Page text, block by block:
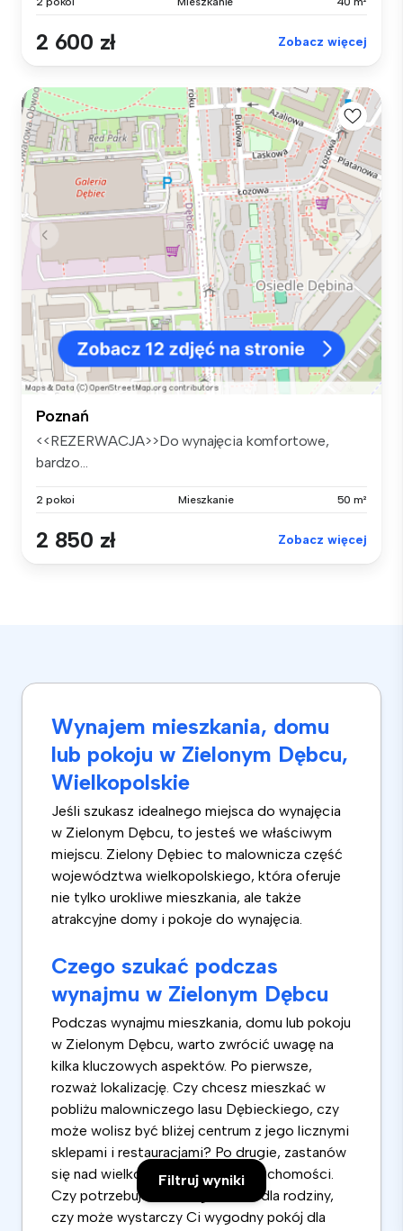
Filtruj wyniki
2 600 zł Zobacz więcej
Poznań
<<REZERWACJA>>Do wynajęcia komfortowe,
bardzo...
2 pokoi Mieszkanie 50 m²
2 850 zł Zobacz więcej
Wynajem mieszkania, domu
lub pokoju w Zielonym Dębcu,
Wielkopolskie
Jeśli szukasz idealnego miejsca do wynajęcia
w Zielonym Dębcu, to jesteś we właściwym
miejscu. Zielony Dębiec to malownicza część
województwa wielkopolskiego, która oferuje
nie tylko urokliwe mieszkania, ale także
atrakcyjne domy i pokoje do wynajęcia.
Czego szukać podczas
wynajmu w Zielonym Dębcu
Podczas wynajmu mieszkania, domu lub pokoju
w Zielonym Dębcu, warto zwrócić uwagę na
kilka kluczowych aspektów. Po pierwsze,
rozważ lokalizację. Czy chcesz mieszkać w
pobliżu malowniczego lasu Dębieckiego, czy
może wolisz być bliżej centrum z jego licznymi
sklepami i restauracjami? Po drugie, zastanów
się nad wielkością i układem nieruchomości.
Czy potrzebujesz dużego domu dla rodziny,
czy może wystarczy Ci wygodny pokój dla